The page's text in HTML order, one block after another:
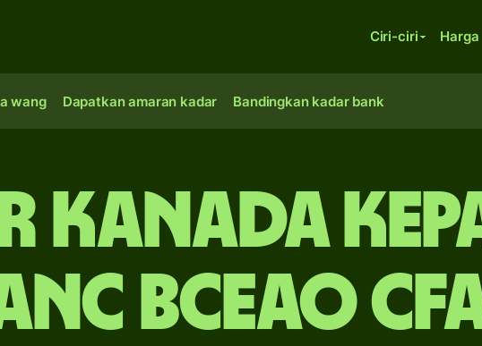
Ciri-ciri Harga
wang Dapatkan amaran kadar Bandingkan kadar bank
BCEAO